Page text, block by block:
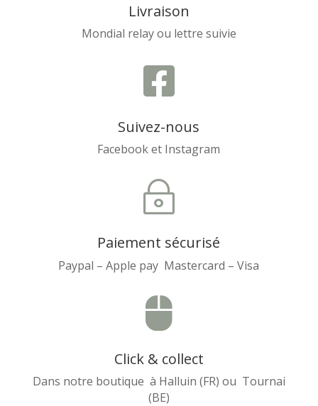
Livraison
Mondial relay ou lettre suivie

Suivez-nous
Facebook et Instagram
~
Paiement sécurisé
Paypal – Apple pay Mastercard – Visa

Click & collect
Dans notre boutique à Halluin (FR) ou Tournai
(BE)